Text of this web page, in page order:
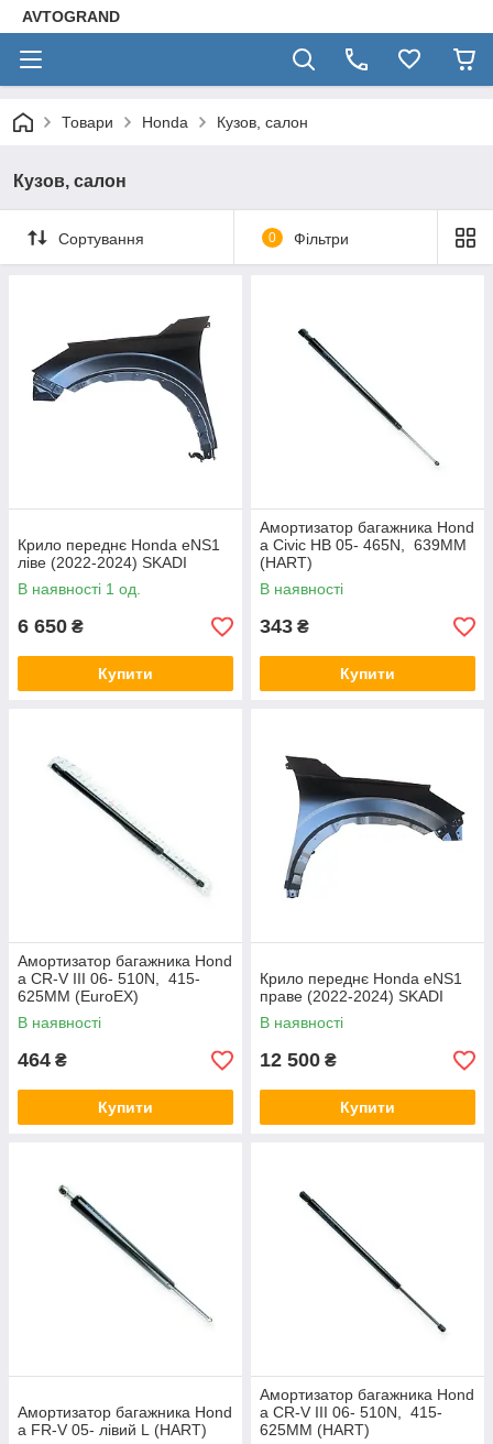
AVTOGRAND
Товари Honda Кузов, салон
Кузов, салон
Сортування 0 Фільтри
Крило переднє Honda eNS1
ліве (2022-2024) SKADI
В наявності 1 од.
6 650 ₴
Купити
Амортизатор багажника Hond
a Civic HB 05- 465N, 639MM
(HART)
В наявності
343 ₴
Купити
Амортизатор багажника Hond
a CR-V III 06- 510N, 415-
625MM (EuroEX)
В наявності
464 ₴
Купити
Крило переднє Honda eNS1
праве (2022-2024) SKADI
В наявності
12 500 ₴
Купити
Амортизатор багажника Hond
a FR-V 05- лівий L (HART)
Амортизатор багажника Hond
a CR-V III 06- 510N, 415-
625MM (HART)